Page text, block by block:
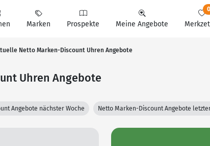
Marken Prospekte Meine Angebote
0
Netto Marken-Discount Uhren Angebote
Uhren Angebote
Angebote nächster Woche Netto Marken-Discount Angebote